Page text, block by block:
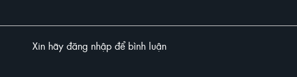
Xin hãy đăng nhập để bình luận